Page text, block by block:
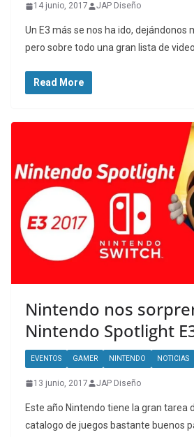
14 junio, 2017 JAP Diseño
Un E3 más se nos ha ido, dejándonos
pero sobre todo una gran lista de
Read More
Nintendo nos
Nintendo Spotlight
EVENTOS GAMER NINTENDO NOTICIAS
13 junio, 2017 JAP Diseño
Este año Nintendo tiene la gran tarea
catalogo de juegos bastante buenos